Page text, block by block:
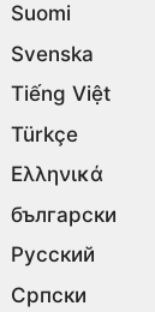
Suomi
Svenska
Tiếng Việt
Türkçe
Ελληνικά
български
Русский
Српски